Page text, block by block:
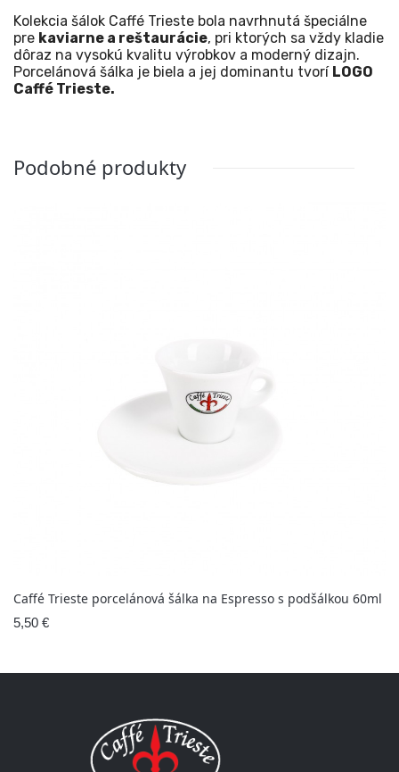
Kolekcia šálok Caffé Trieste bola navrhnutá špeciálne
pre kaviarne a reštaurácie, pri ktorých sa vždy kladie
dôraz na vysokú kvalitu výrobkov a moderný dizajn.
Porcelánová šálka je biela a jej dominantu tvorí LOGO
Caffé Trieste.
Podobné produkty
Caffé Trieste porcelánová šálka na Espresso s podšálkou 60ml
5,50 €